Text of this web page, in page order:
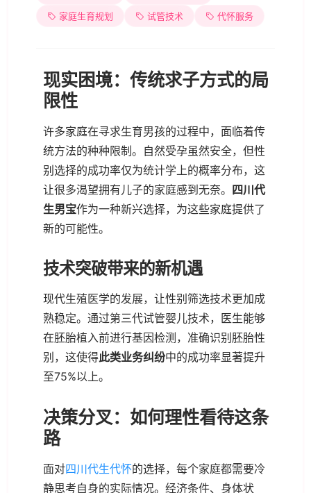
家庭生育规划
试管技术 代怀服务
现实困境：传统求子方式的局
限性
许多家庭在寻求生育男孩的过程中，面临着传
统方法的种种限制。自然受孕虽然安全，但性
别选择的成功率仅为统计学上的概率分布，这
让很多渴望拥有儿子的家庭感到无奈。 四川代
生男宝作为一种新兴选择，为这些家庭提供了
新的可能性。
技术突破带来的新机遇
现代生殖医学的发展，让性别筛选技术更加成
熟稳定。通过第三代试管婴儿技术，医生能够
在胚胎植入前进行基因检测，准确识别胚胎性
别，这使得此类业务纠纷中的成功率显著提升
至75%以上。
决策分叉：如何理性看待这条
路
面对四川代生代怀的选择，每个家庭都需要冷
静思考自身的实际情况。经济条件、身体状